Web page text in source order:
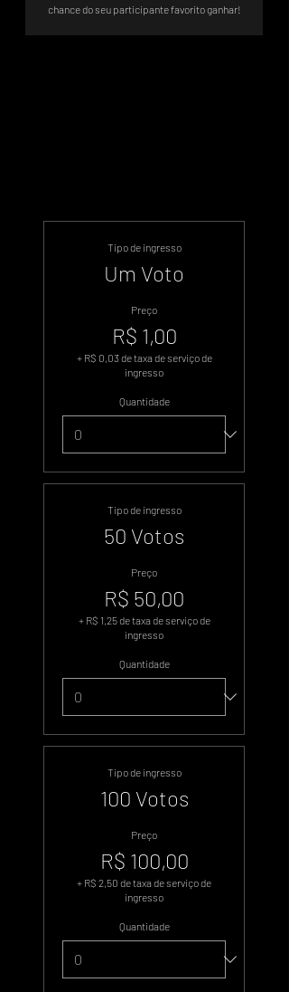
chance do seu participante favorito ganhar!
Tipo de ingresso
Um Voto
Preço
R$ 1,00
+ R$ 0,03 de taxa de serviço de
ingresso
Quantidade
Tipo de ingresso
50 Votos
Preço
R$ 50,00
+ R$ 1,25 de taxa de serviço de
ingresso
Quantidade
Tipo de ingresso
100 Votos
Preço
R$ 100,00
+ R$ 2,50 de taxa de serviço de
ingresso
Quantidade